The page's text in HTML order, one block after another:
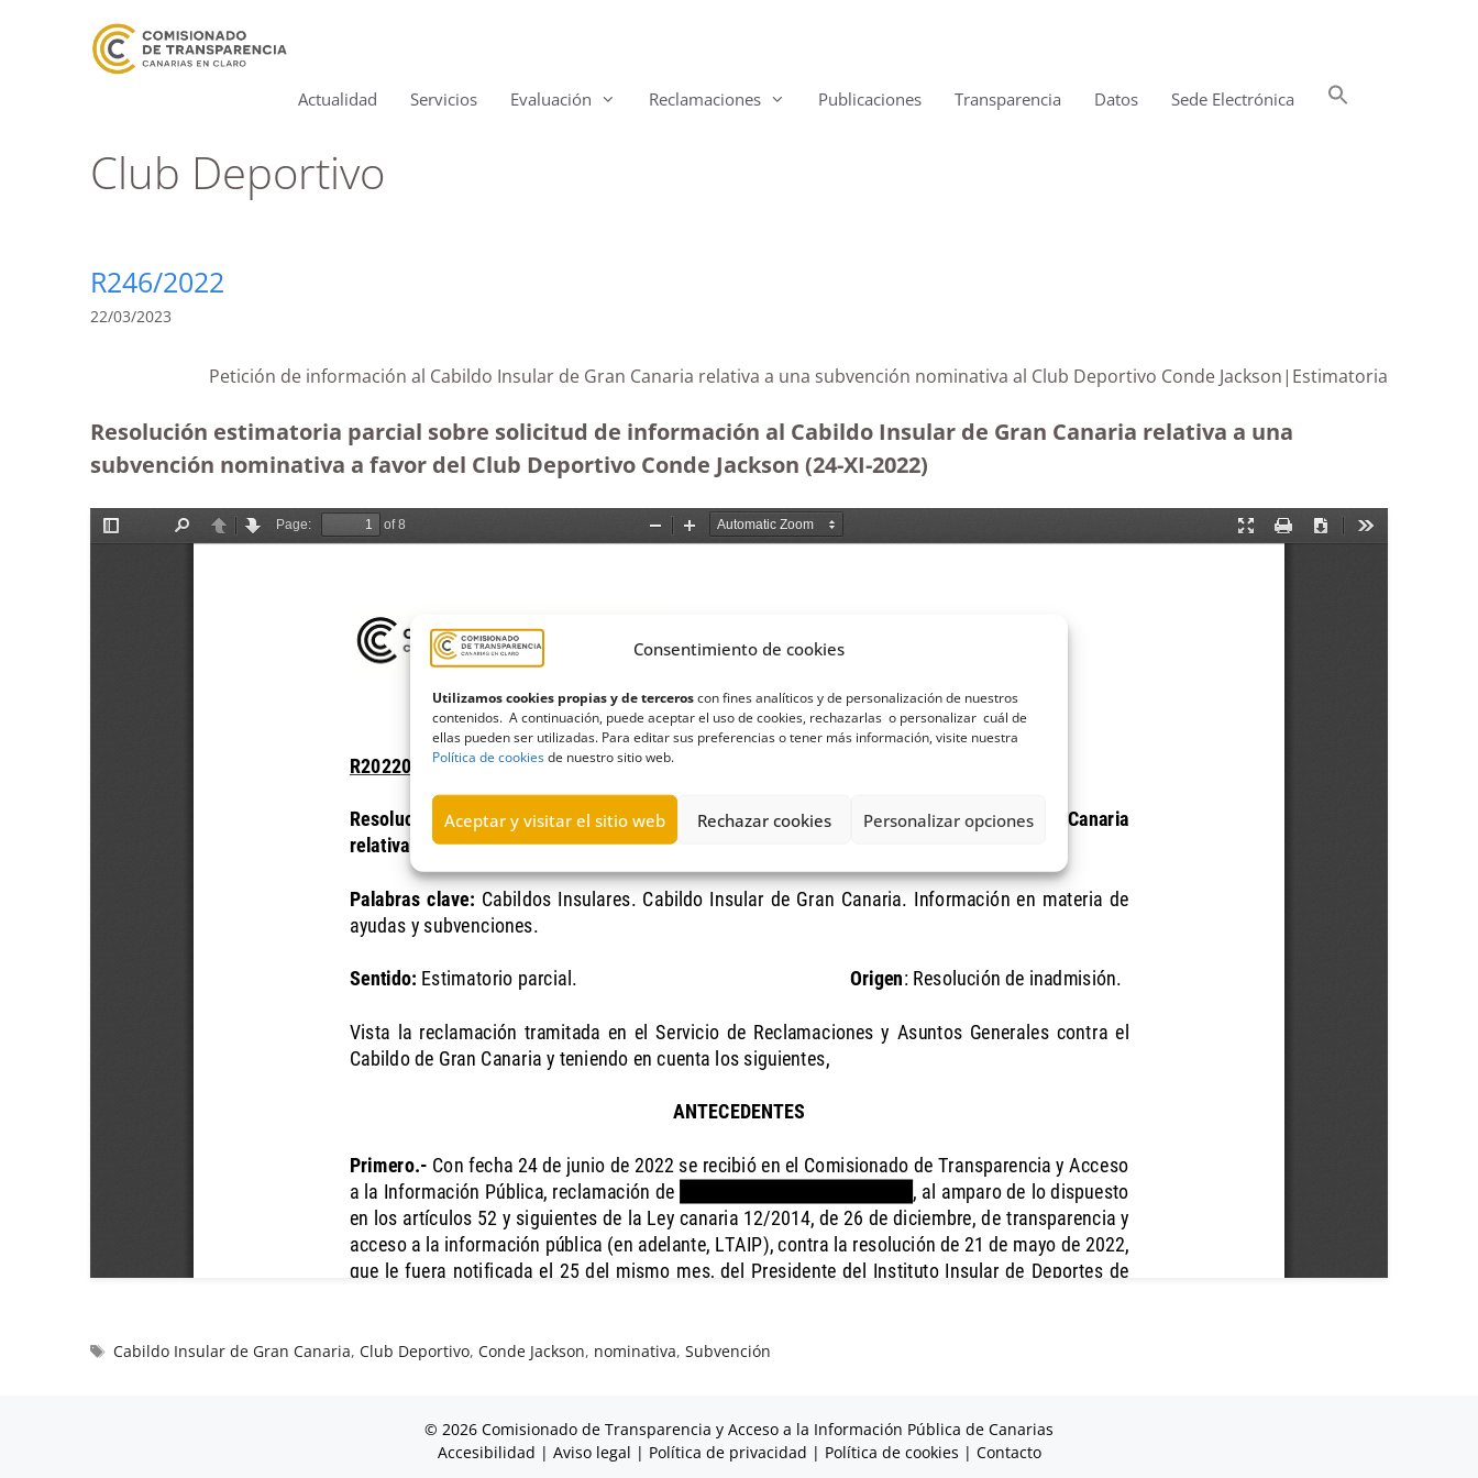
Consentimiento de cookies
Utilizamos cookies propias y de terceroscon fines analíticos y de personalización de nuestros
contenidos. A continuación, puede aceptar el uso de cookies, rechazarlas o personalizar cuál de
ellas pueden ser utilizadas. Para editar sus preferencias o tener más información, visite nuestra
Política de cookiesde nuestro sitio web.
Aceptar y visitar el sitio web Rechazar cookies Personalizar opciones
Actualidad Servicios Evaluación Reclamaciones Publicaciones Transparencia Datos Sede Electrónica
Club Deportivo
R246/2022
22/03/2023
Petición de información al Cabildo Insular de Gran Canaria relativa a una subvención nominativa al Club Deportivo Conde Jackson|Estimatoria
Resolución estimatoria parcial sobre solicitud de información al Cabildo Insular de Gran Canaria relativa a una
subvención nominativa a favor del Club Deportivo Conde Jackson (24-XI-2022)
Cabildo Insular de Gran Canaria,Club Deportivo,Conde Jackson, nominativa,Subvención
© 2026 Comisionado de Transparencia y Acceso a la Información Pública de Canarias
Accesibilidad | Aviso legal | Política de privacidad | Política de cookies | Contacto